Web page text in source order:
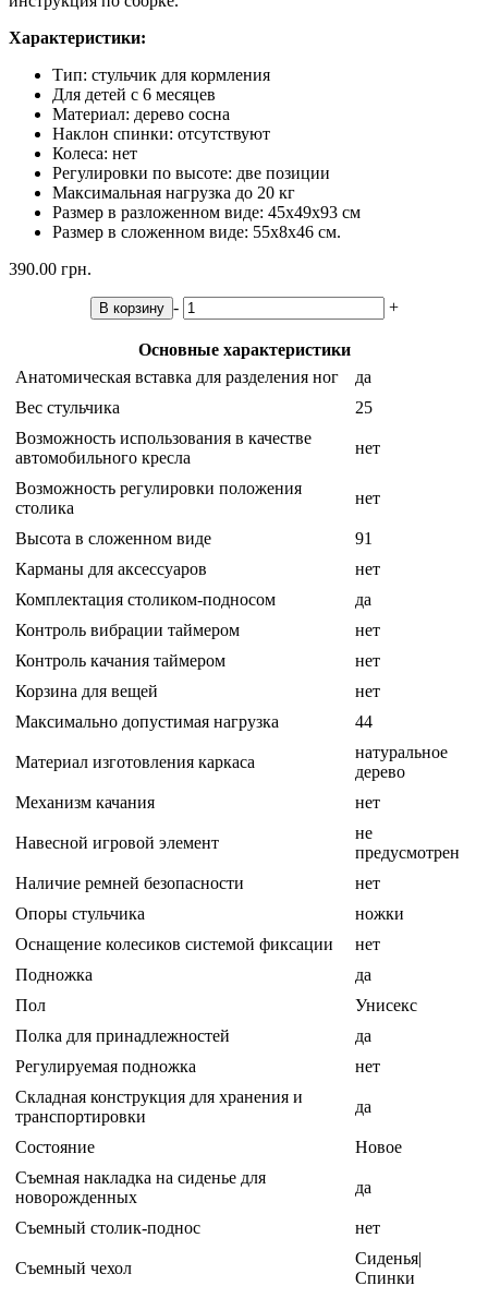
Характеристики:
Тип: стульчик для кормления
Для детей с 6 месяцев
Материал: дерево сосна
Наклон спинки: отсутствуют
Колеса: нет
Регулировки по высоте: две позиции
Максимальная нагрузка до 20 кг
Размер в разложенном виде: 45х49х93 см
Размер в сложенном виде: 55х8х46 см.
390.00 грн.
В корзину - +
Основные характеристики
Анатомическая вставка для разделения ног
да
Вес стульчика
25
Возможность использования в качестве
автомобильного кресла
нет
Возможность регулировки положения
столика
нет
Высота в сложенном виде
91
Карманы для аксессуаров
нет
Комплектация столиком-подносом
да
Контроль вибрации таймером
нет
Контроль качания таймером
нет
Корзина для вещей
нет
Максимально допустимая нагрузка
44
Материал изготовления каркаса
натуральное
дерево
Механизм качания
нет
Навесной игровой элемент
не
предусмотрен
Наличие ремней безопасности
нет
Опоры стульчика
ножки
Оснащение колесиков системой фиксации
нет
Подножка
да
Пол
Унисекс
Полка для принадлежностей
да
Регулируемая подножка
нет
Складная конструкция для хранения и
транспортировки
да
Состояние
Новое
Съемная накладка на сиденье для
новорожденных
да
Съемный столик-поднос нет
Съемный чехол
Сиденья|
Спинки